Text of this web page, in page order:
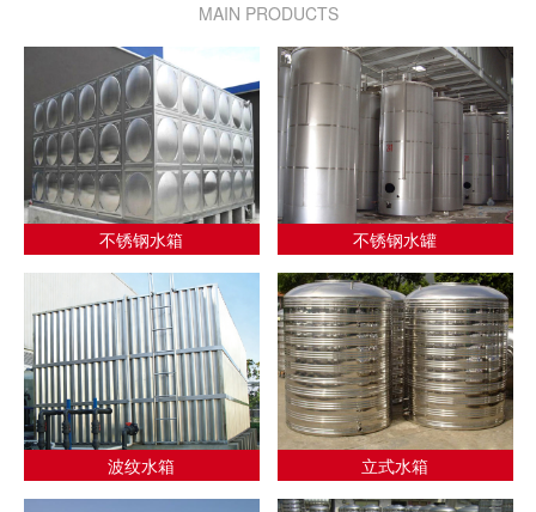
MAIN PRODUCTS
不锈钢水箱 不锈钢水罐
波纹水箱 立式水箱